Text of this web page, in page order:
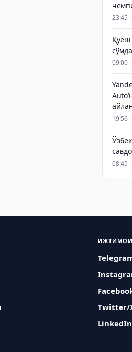
23:45
Қуёш
09:00
19:56
08:45
Twitter/
LinkedIn